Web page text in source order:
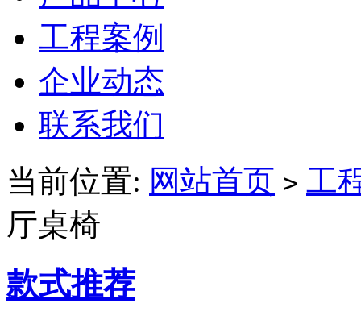
工程案例
企业动态
联系我们
当前位置: 网站首页 > 工
厅桌椅
款式推荐